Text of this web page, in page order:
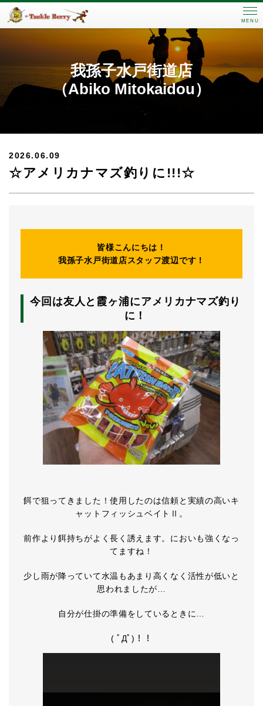
MENU
我孫子水戸街道店
（Abiko Mitokaidou）
2026.06.09
☆アメリカナマズ釣りに!!!☆
皆様こんにちは！
我孫子水戸街道店スタッフ渡辺です！
今回は友人と霞ヶ浦にアメリカナマズ釣り
に！
餌で狙ってきました！使用したのは信頼と実績の高いキ
ャットフィッシュベイトⅡ。
前作より餌持ちがよく長く誘えます。においも強くなっ
てますね！
少し雨が降っていて水温もあまり高くなく活性が低いと
思われましたが…
自分が仕掛の準備をしているときに…
( ﾟДﾟ)！！